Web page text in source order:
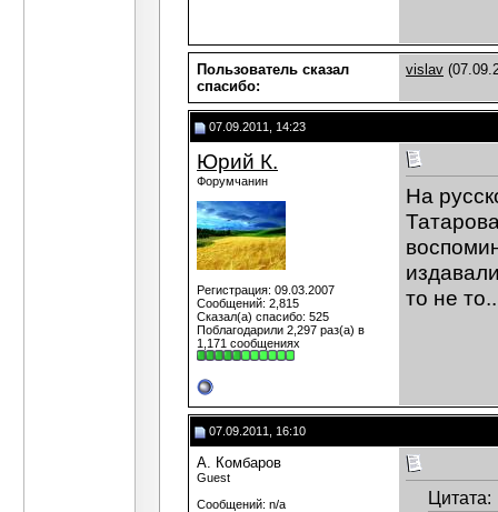
Пользователь сказал
cпасибо:
vislav
07.09.2011, 14:23
Юрий К.
Форумчанин
Регистрация: 09.03.2007
Сообщений: 2,815
Сказал(а) спасибо: 525
Поблагодарили 2,297 раз(а) в
1,171 сообщениях
На
то не
07.09.2011, 16:10
А. Комбаров
Guest
Сообщений: n/a
Цитата: